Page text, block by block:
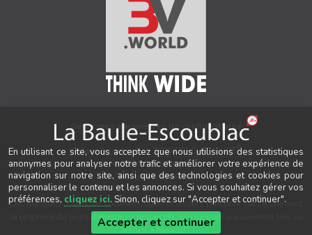
Gérer mes paramètres de confidentialité
Auteur & conception 3V.WORLD&New3S ®
© 2021-2026 New3S®
Tous droits réservés.
Les marques, noms de sociétés, logos et visuels présents sur ce site sont
la propriété de leurs détenteurs respectifs, qui ne sont aucunement liés ou
affiliés à New3S ®.
En utilisant ce site, vous acceptez que nous utilisions des statistiques
anonymes pour analyser notre trafic et améliorer votre expérience de
navigation sur notre site, ainsi que des technologies et cookies pour
personnaliser le contenu et les annonces. Si vous souhaitez gérer vos
préférences, cliquez ici. Sinon, cliquez sur "Accepter et continuer".
Accepter et continuer